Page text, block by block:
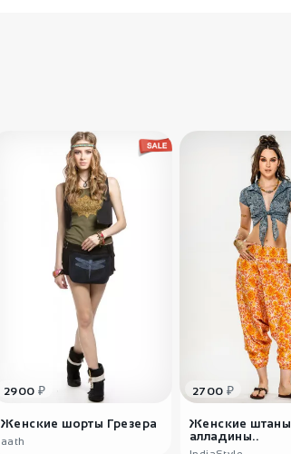
2900 ₽
Женские шорты Грезера
аath
2700 ₽
Женские штаны
алладины..